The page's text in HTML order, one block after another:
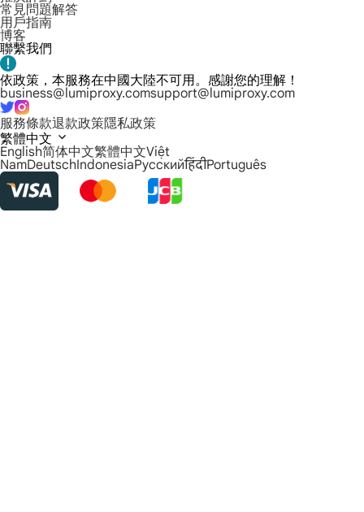
常見問題解答
用戶指南
博客
聯繫我們
依政策，本服務在中國大陸不可用。感謝您的理解！
business@lumiproxy.comsupport@lumiproxy.com
服務條款退款政策隱私政策
繁體中文
English简体中文繁體中文Việt
NamDeutschIndonesiaРусскийहिंदीPortuguês